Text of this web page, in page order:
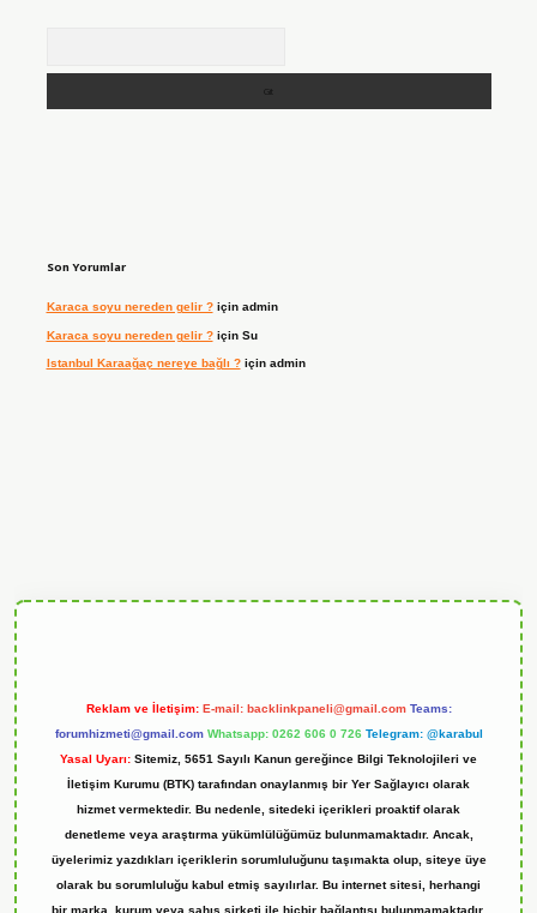
Son Yorumlar
Karaca soyu nereden gelir ?için admin
Karaca soyu nereden gelir ?için Su
Istanbul Karaağaç nereye bağlı ?için admin
Reklam ve İletişim: E-mail: backlinkpaneli@gmail.com Teams:
forumhizmeti@gmail.com Whatsapp: 0262 606 0 726 Telegram: @karabul
Yasal Uyarı: Sitemiz, 5651 Sayılı Kanun gereğince Bilgi Teknolojileri ve
İletişim Kurumu (BTK) tarafından onaylanmış bir Yer Sağlayıcı olarak
hizmet vermektedir. Bu nedenle, sitedeki içerikleri proaktif olarak
denetleme veya araştırma yükümlülüğümüz bulunmamaktadır. Ancak,
üyelerimiz yazdıkları içeriklerin sorumluluğunu taşımakta olup, siteye üye
olarak bu sorumluluğu kabul etmiş sayılırlar. Bu internet sitesi, herhangi
bir marka, kurum veya şahıs şirketi ile hiçbir bağlantısı bulunmamaktadır.